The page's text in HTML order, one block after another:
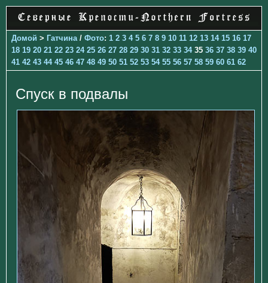
Домой > Гатчина / Фото: 1 2 3 4 5 6 7 8 9 10 11 12 13 14 15 16 17
18 19 20 21 22 23 24 25 26 27 28 29 30 31 32 33 3435 36 37 38 39 40
41 42 43 44 45 46 47 48 49 50 51 52 53 54 55 56 57 58 59 60 61 62
Спуск в подвалы